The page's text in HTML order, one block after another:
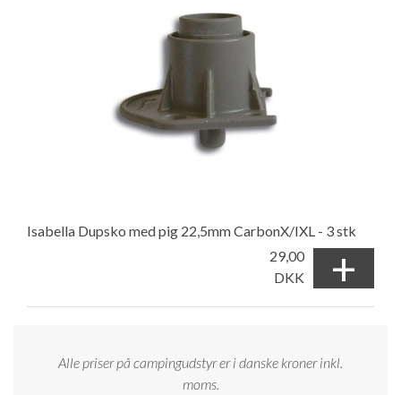
Isabella Dupsko med pig 22,5mm CarbonX/IXL - 3 stk
29,00
DKK
+
Alle priser på campingudstyr er i danske kroner inkl.
moms.